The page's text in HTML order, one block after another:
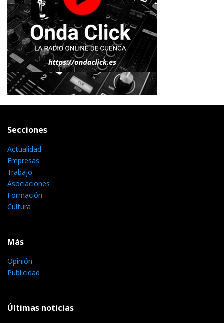
Secciones
Actualidad
Empresas
Trabajo
Asociaciones
Formación
Cultura
Más
Opinión
Publicidad
Últimas noticias